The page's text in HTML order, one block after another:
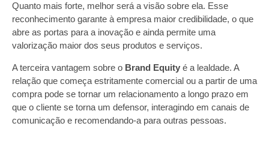
Quanto mais forte, melhor será a visão sobre ela. Esse
reconhecimento garante à empresa maior credibilidade, o que
abre as portas para a inovação e ainda permite uma
valorização maior dos seus produtos e serviços.
A terceira vantagem sobre o Brand Equity é a lealdade. A
relação que começa estritamente comercial ou a partir de uma
compra pode se tornar um relacionamento a longo prazo em
que o cliente se torna um defensor, interagindo em canais de
comunicação e recomendando-a para outras pessoas.